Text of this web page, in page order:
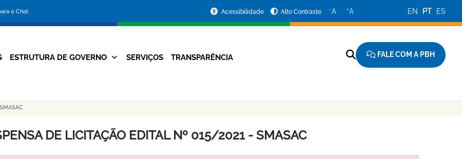
o Chat
da
Prefeitura
Acessibilidade Alto Contraste −A +A EN PT ES
Navegação
ESTRUTURA DE GOVERNO SERVIÇOS TRANSPARÊNCIA FALE COM A PBH
DE LICITAÇÃO EDITAL Nº 015/2021 - SMASAC